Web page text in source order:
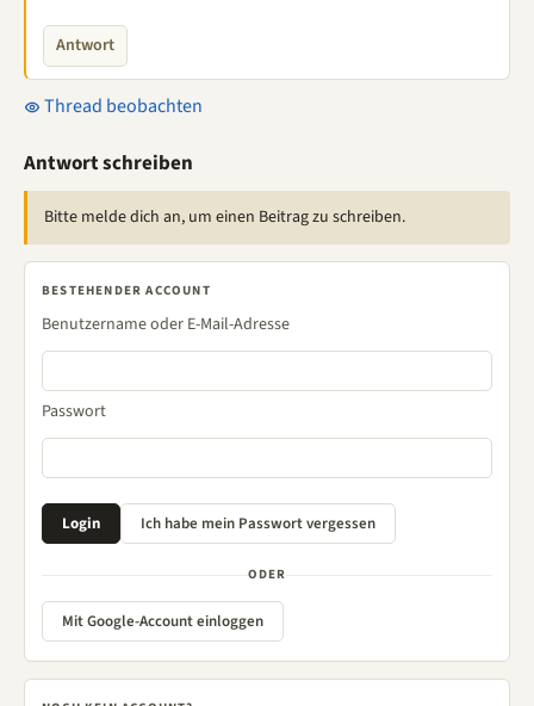
Antwort
Thread beobachten
Antwort schreiben
Bitte melde dich an, um einen Beitrag zu schreiben.
BESTEHENDER ACCOUNT
Benutzername oder E-Mail-Adresse
Passwort
ODER
Mit Google-Account einloggen